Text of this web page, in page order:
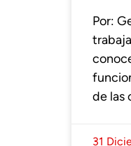
Por:
de las
31